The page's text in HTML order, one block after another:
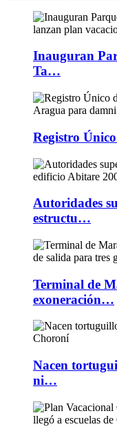
Inauguran
Ta…
Registro
Autoridades
estructu…
Terminal de
exoneración…
Nacen
ni…